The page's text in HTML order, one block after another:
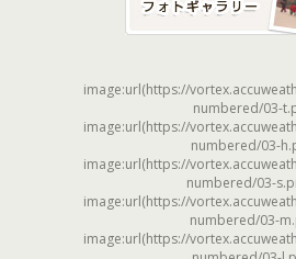
image:url(https://
numbered/03-
image:url(https://
numbered/03-
image:url(https://
numbered/03-
image:url(https://
numbered/03-
image:url(https://